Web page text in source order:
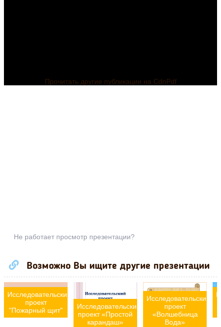
Прочитать другие публикации на CdnPdf
Не работает просмотр презентации?
Возможно Вы ищите другие презентации
Исследовательский
проект
"Пожарный щит"
Исследовательский
проект «Простой
карандаш»
Исследовательский
проект
«Волшебница
Вода»